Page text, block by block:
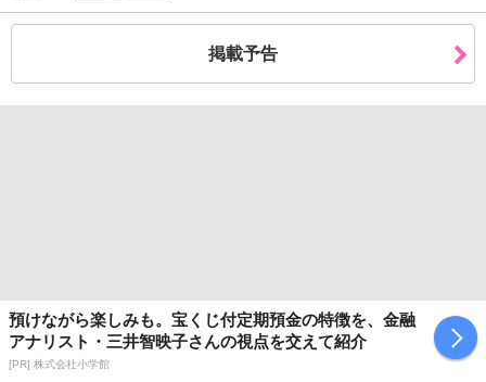
掲載予告
預けながら楽しみも。宝くじ付定期預金の特徴を、金融
アナリスト・三井智映子さんの視点を交えて紹介
[PR] 株式会社小学館